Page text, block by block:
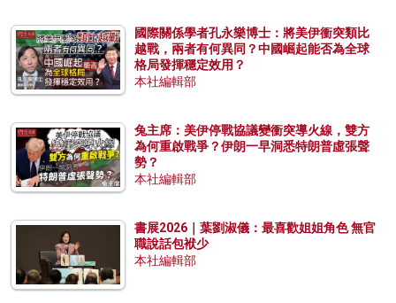
國際關係學者孔永樂博士：將美伊衝突類比
越戰，兩者有何異同？中國崛起能否為全球
格局發揮穩定效用？
本社編輯部
兔主席：美伊停戰協議變衝突導火線，雙方
為何重啟戰爭？伊朗一早洞悉特朗普虛張聲
勢？
本社編輯部
書展2026｜葉劉淑儀：最喜歡姐姐角色 無官
職說話包袱少
本社編輯部